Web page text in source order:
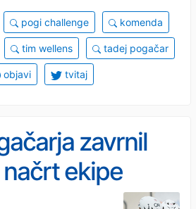
pogi challenge komenda
tim wellens tadej pogačar
objavi tvitaj
zavrnil
ekipe